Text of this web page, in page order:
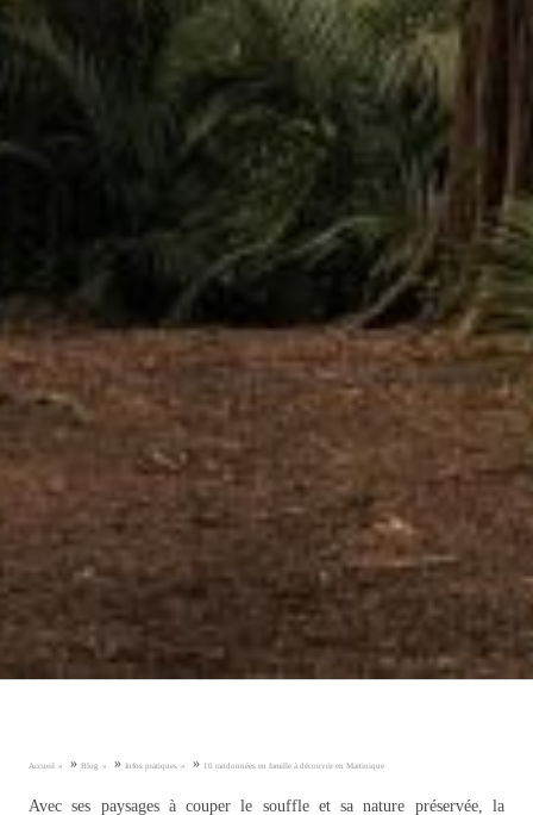
Accueil » Blog » Infos pratiques » 10 randonnées en famille à découvrir en Martinique
Avec ses paysages à couper le souffle et sa nature préservée, la